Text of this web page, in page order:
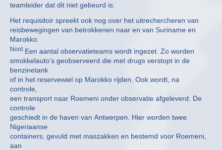
teamleider dat dit niet gebeurd is.
Het requisitoir spreekt ook nog over het uitrechercheren van
reisbewegingen van betrokkenen naar en van Suriname en
Marokko.
NootEen aantal observatieteams wordt ingezet. Zo worden
smokkelauto’s geobserveerd die met drugs verstopt in de
benzinetank
of in het reservewiel op Marokko rijden. Ook wordt, na
controle,
een transport naar Roemeni onder observatie afgeleverd. De
controle
geschiedt in de haven van Antwerpen. Hier worden twee
Nigeriaanse
containers, gevuld met maszakken en bestemd voor Roemeni,
aan